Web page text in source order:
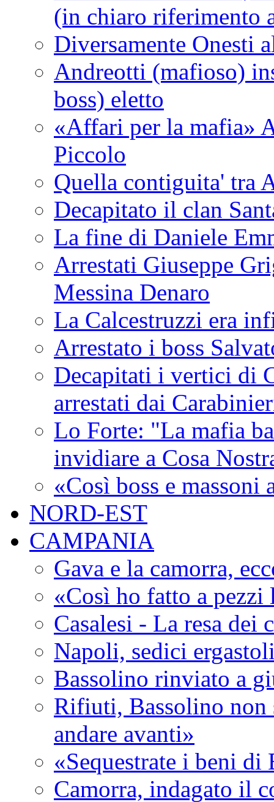
(in chiaro riferimento
Diversamente Onesti
Andreotti (mafioso)
boss) eletto
«Affari per la mafia»
Piccolo
Quella contiguita' tra
Decapitato il clan
La fine di Daniele
Arrestati Giuseppe
Messina Denaro
La Calcestruzzi era
Arrestato i boss
Decapitati i vertici di
arrestati dai
Lo Forte: "La mafia
invidiare a Cosa
«Così boss e massoni
NORD-EST
CAMPANIA
Gava e la camorra,
«Così ho fatto a pezzi
Casalesi - La resa dei
Napoli, sedici
Bassolino rinviato a
Rifiuti, Bassolino
andare avanti»
«Sequestrate i beni di
Camorra, indagato il